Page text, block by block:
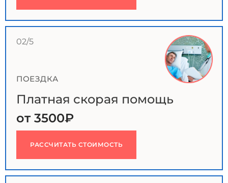
02/5
ПОЕЗДКА
Платная скорая помощь
от 3500₽
РАССЧИТАТЬ СТОИМОСТЬ